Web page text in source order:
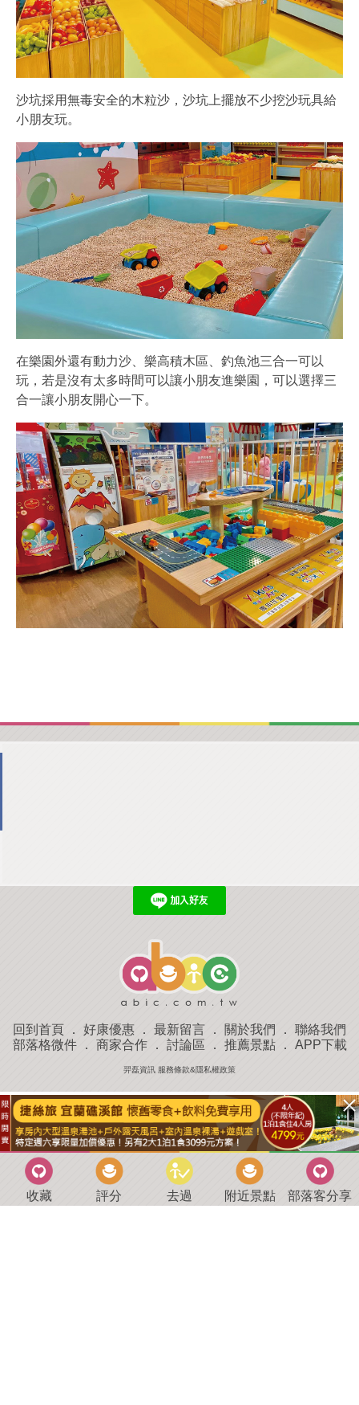
沙坑採用無毒安全的木粒沙，沙坑上擺放不少挖沙玩具給
小朋友玩。
在樂園外還有動力沙、樂高積木區、釣魚池三合一可以
玩，若是沒有太多時間可以讓小朋友進樂園，可以選擇三
合一讓小朋友開心一下。
回到首頁 ． 好康優惠 ． 最新留言 ． 關於我們 ． 聯絡我們
部落格微件． 商家合作． 討論區 ． 推薦景點． APP下載
羿磊資訊 服務條款&隱私權政策
收藏 評分 去過 附近景點 部落客分享